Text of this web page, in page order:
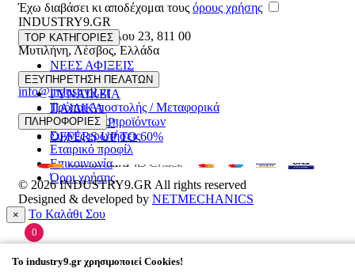
Έχω διαβάσει κι αποδέχομαι τους όρους χρήσης
INDUSTRY9.GR
Ελευθέριου Βενιζέλου 23, 811 00
Μυτιλήνη,Λέσβος,Ελλάδα
22510 55629
info@industry9.gr
TOP ΚΑΤΗΓΟΡΙΕΣ
ΝΕΕΣ ΑΦΙΞΕΙΣ
ΑΝΔΡΙΚΑ
ΓΥΝΑΙΚΕΙΑ
ΠΑΙΔΙΚΑ
ΑΞΕΣΟΥΑΡ
OFFERS UP TO 60%
ΕΞΥΠΗΡΕΤΗΣΗ ΠΕΛΑΤΩΝ
Τρόποι Αποστολής / Μεταφορικά
Επιστροφές προϊόντων
Συχνές ερωτήσεις
ΠΛΗΡΟΦΟΡΙΕΣ
Εταιρικό προφίλ
Επικοινωνία
Όροι χρήσης
© 2026INDUSTRY9.GR All rights reserved
Designed & developed by NETMECHANICS
× Το Καλάθι Σου
0
To industry9.gr χρησιμοποιεί Cookies!